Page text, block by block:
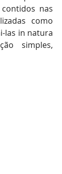
nas
como
las in natura
simples,